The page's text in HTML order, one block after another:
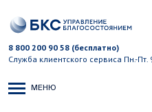
8 800 200 90 58 (бесплатно)
Служба клиентского сервиса Пн.-Пт.
МЕНЮ